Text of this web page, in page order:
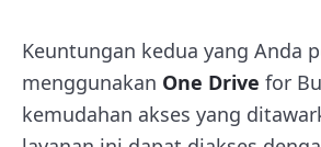
Keuntungan kedua yang Anda
menggunakan One Drive for
kemudahan akses yang